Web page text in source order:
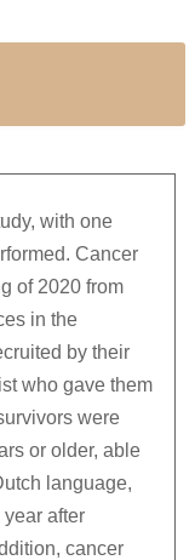
with one
Cancer
of 2020 from
in the
by their
who gave them
were
or older, able
language,
after
cancer